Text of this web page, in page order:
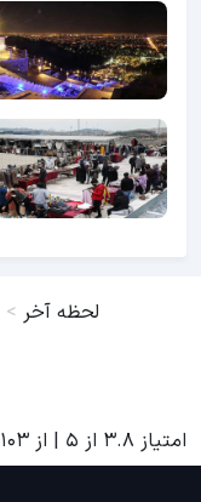
لحظه آخر
امتیاز 3.8 از 5 | از 103